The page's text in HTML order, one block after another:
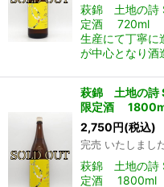
萩錦 土地の詩
定酒 720ml （
生産にて丁寧に
が中心となり
萩錦 土地の
限定酒
2,750円(税込)
完売 いたしまし
萩錦 土地の詩
定酒 1800ml